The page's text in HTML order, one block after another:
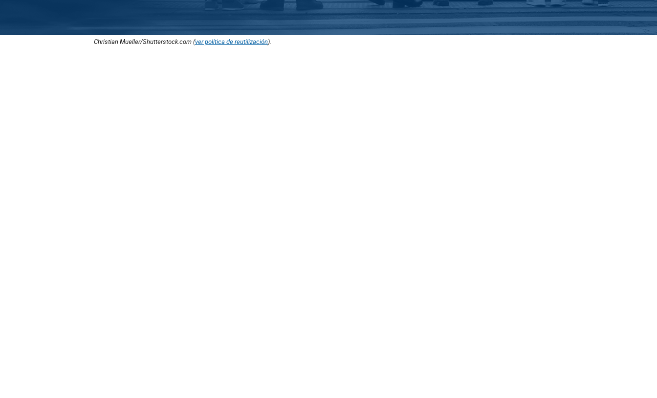
Christian Mueller/Shutterstock.com (ver política de reutilización).